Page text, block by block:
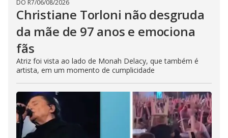
DO R7/06/08/2026
Christiane Torloni não desgruda
da mãe de 97 anos e emociona
fãs
Atriz foi vista ao lado de Monah Delacy, que também é
artista, em um momento de cumplicidade